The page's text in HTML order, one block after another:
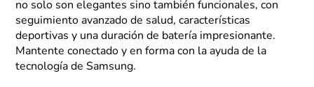
no solo son elegantes sino también funcionales, con
seguimiento avanzado de salud, características
deportivas y una duración de batería impresionante.
Mantente conectado y en forma con la ayuda de la
tecnología de Samsung.